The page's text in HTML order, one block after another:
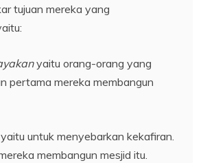
tujuan mereka yang
yaitu orang-orang yang
pertama mereka membangun
untuk menyebarkan kekafiran.
membangun mesjid itu.